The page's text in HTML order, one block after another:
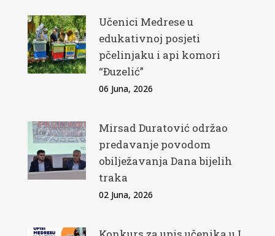
Učenici Medrese u
edukativnoj posjeti
pčelinjaku i api komori
“Đuzelić”
06 Juna, 2026
Mirsad Duratović održao
predavanje povodom
obilježavanja Dana bijelih
traka
02 Juna, 2026